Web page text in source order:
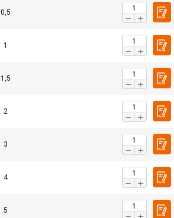
0,5
1
1,5
2
3
4
5